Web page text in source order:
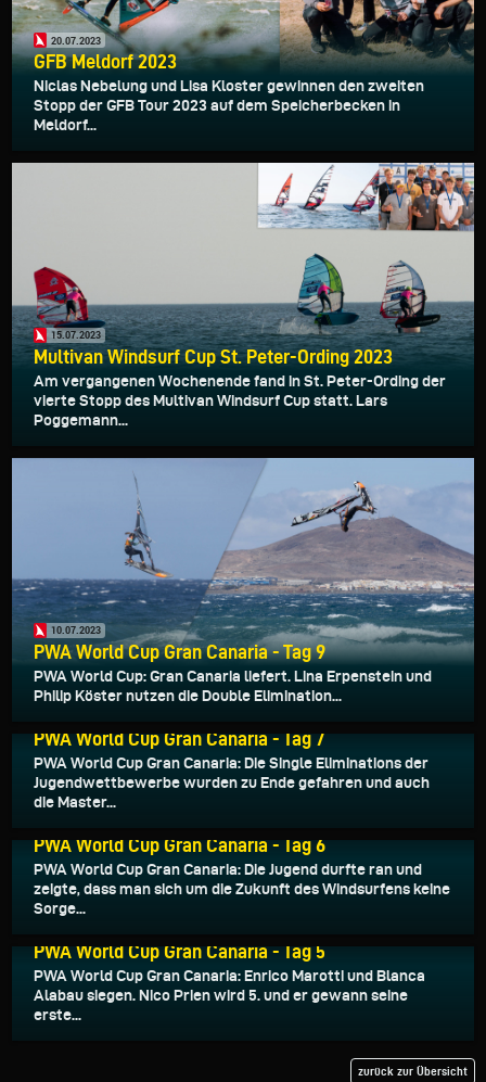
20.07.2023
GFB Meldorf 2023
Niclas Nebelung und Lisa Kloster gewinnen den zweiten
Stopp der GFB Tour 2023 auf dem Speicherbecken in
Meldorf...
15.07.2023
Multivan Windsurf Cup St. Peter-Ording 2023
Am vergangenen Wochenende fand in St. Peter-Ording der
vierte Stopp des Multivan Windsurf Cup statt. Lars
Poggemann...
10.07.2023
PWA World Cup Gran Canaria - Tag 9
PWA World Cup: Gran Canaria liefert. Lina Erpenstein und
Philip Köster nutzen die Double Elimination...
PWA World Cup Gran Canaria - Tag 7
PWA World Cup Gran Canaria: Die Single Eliminations der
Jugendwettbewerbe wurden zu Ende gefahren und auch
die Master...
PWA World Cup Gran Canaria - Tag 6
PWA World Cup Gran Canaria: Die Jugend durfte ran und
zeigte, dass man sich um die Zukunft des Windsurfens keine
Sorge...
PWA World Cup Gran Canaria - Tag 5
PWA World Cup Gran Canaria: Enrico Marotti und Blanca
Alabau siegen. Nico Prien wird 5. und er gewann seine
erste...
zurück zur Übersicht